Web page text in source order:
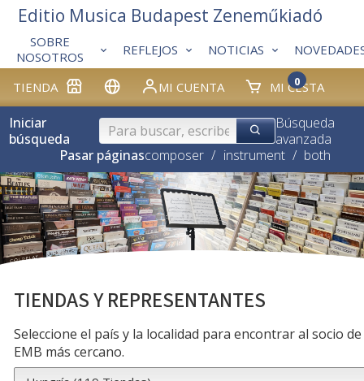
TIENDA MI CUENTA MI CESTA
0
SOBRE
NOSOTROS
REFLEJOS NOTICIAS
Editio Musica Budapest Zeneműkiadó
Iniciar
búsqueda
Búsqueda
avanzada
Pasar páginascomposer / instrument / both
TIENDAS Y REPRESENTANTES
Seleccione el país y la localidad para encontrar al socio de
EMB más cercano.